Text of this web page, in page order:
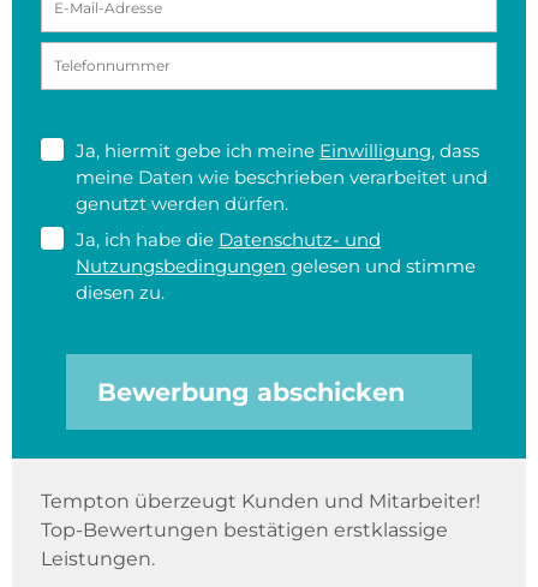
Ja, hiermit gebe ich meine Einwilligung, dass
meine Daten wie beschrieben verarbeitet und
genutzt werden dürfen.
Ja, ich habe die Datenschutz- und
Nutzungsbedingungen gelesen und stimme
diesen zu.
Bewerbung abschicken
Tempton überzeugt Kunden und Mitarbeiter!
Top-Bewertungen bestätigen erstklassige
Leistungen.